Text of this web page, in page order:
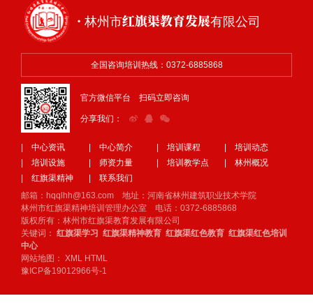
· 林州市红旗渠教育发展有限公司
全国咨询培训热线：0372-6885868
官方微信平台 扫码立即咨询
分享我们：
| 中心资讯 | 中心简介 | 培训课程
| 培训动态
| 培训设施
| 师资力量 | 培训教学点
| 林州概况
| 红旗渠精神
| 联系我们
邮箱：hqqlhh@163.com 地址：河南省林州建筑职业技术学院
林州市红旗渠精神培训管理办公室 电话：0372-6885868
版权所有：林州市红旗渠教育发展有限公司
关键词： 红旗渠学习 红旗渠精神教育 红旗渠红色教育 红旗渠红色培训
中心
网站地图： XML HTML
豫ICP备19012966号-1